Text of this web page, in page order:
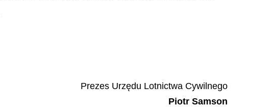
Prezes Urzędu Lotnictwa Cywilnego
Piotr Samson